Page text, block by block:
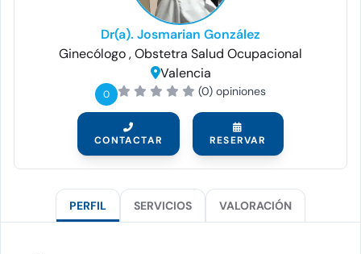
Dr(a). Josmarian González
Ginecólogo, Obstetra Salud Ocupacional
Valencia
0 (0) opiniones
CONTACTAR RESERVAR
PERFIL SERVICIOS VALORACIÓN